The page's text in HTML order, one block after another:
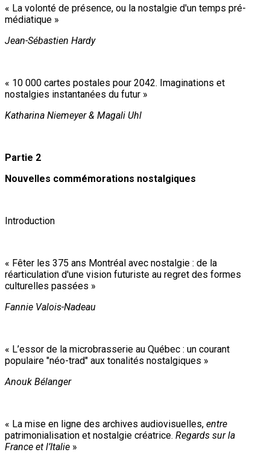
« La volonté de présence, ou la nostalgie d'un temps pré-
médiatique »
Jean-Sébastien Hardy
« 10 000 cartes postales pour 2042. Imaginations et
nostalgies instantanées du futur »
Katharina Niemeyer & Magali Uhl
Partie 2
Nouvelles commémorations nostalgiques
Introduction
« Fêter les 375 ans Montréal avec nostalgie : de la
réarticulation d'une vision futuriste au regret des formes
culturelles passées »
Fannie Valois-Nadeau
« L’essor de la microbrasserie au Québec : un courant
populaire "néo-trad" aux tonalités nostalgiques »
Anouk Bélanger
« La mise en ligne des archives audiovisuelles, entre
patrimonialisation et nostalgie créatrice. Regards sur la
France et l’Italie »